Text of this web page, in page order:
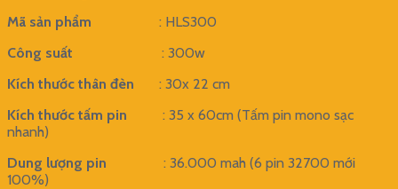
Mã sản phẩm : HLS300
Công suất
: 300w
Kích thước thân đèn : 30x 22 cm
Kích thước tấm pin : 35 x 60cm (Tấm pin mono sạc
nhanh)
Dung lượng pin : 36.000 mah (6 pin 32700 mới
100%)